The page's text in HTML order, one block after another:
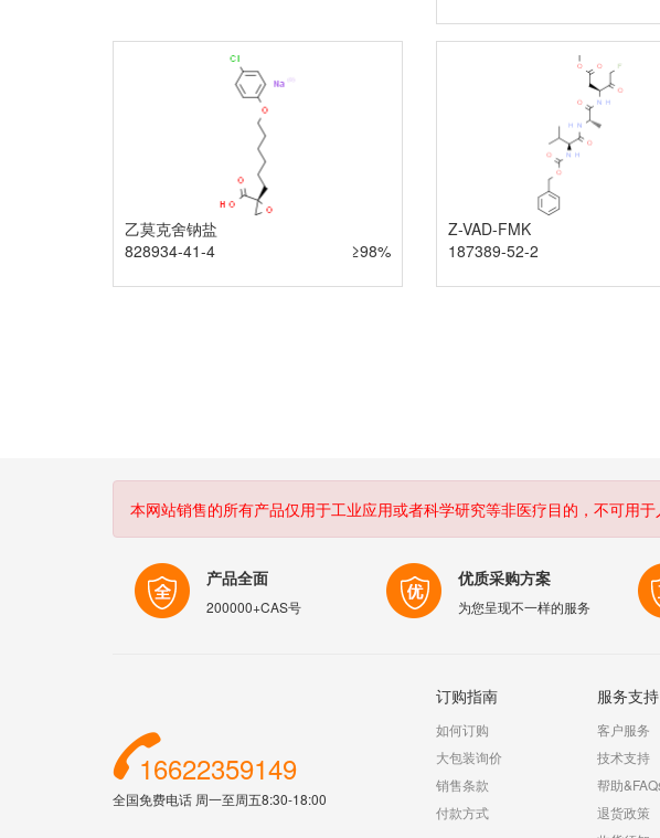
乙莫克舍钠盐
≥98%
828934-41-4
Z-VAD-FMK
187389-52-2
本网站销售的所有产品仅用于工业应用或者科学研究等非医疗目的，不可用
产品全面
200000+CAS号
优质采购方案
为您呈现不一样的服务
16622359149
全国免费电话 周一至周五8:30-18:00
订购指南
如何订购
大包装询价
销售条款
付款方式
服务支持
客户服务
技术支持
帮助
退货政策